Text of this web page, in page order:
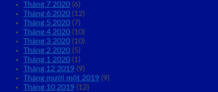
Tháng 7 2020 (6)
Tháng 6 2020 (12)
Tháng 5 2020 (7)
Tháng 4 2020 (10)
Tháng 3 2020 (10)
Tháng 2 2020 (5)
Tháng 1 2020 (1)
Tháng 12 2019 (9)
Tháng mười một 2019 (9)
Tháng 10 2019 (12)